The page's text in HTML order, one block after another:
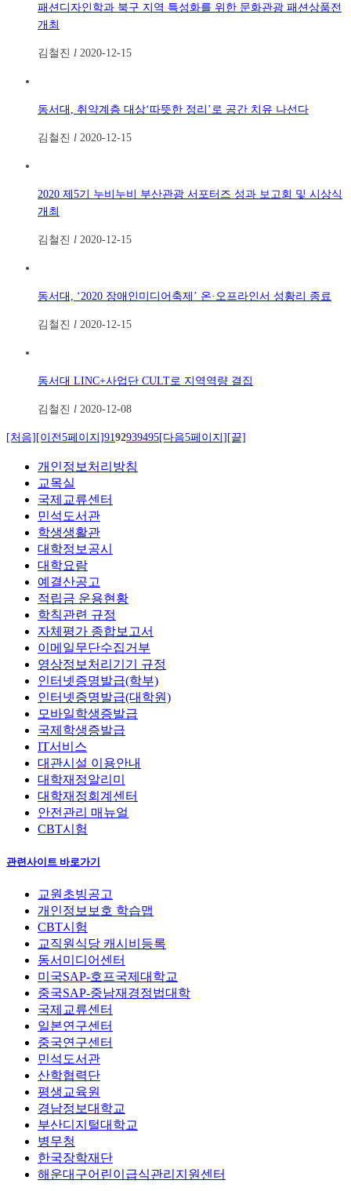
패션디자인학과 북구 지역 특성화를 위한 문화관광 패션상품전
개최
김철진 l 2020-12-15
동서대, 취약계층 대상‘따뜻한 정리’로 공간 치유 나선다
김철진 l 2020-12-15
2020 제5기 누비누비 부산관광 서포터즈 성과 보고회 및 시상식
개최
김철진 l 2020-12-15
동서대, ‘2020 장애인미디어축제’ 온·오프라인서 성황리 종료
김철진 l 2020-12-15
동서대 LINC+사업단 CULT로 지역역량 결집
김철진 l 2020-12-08
[처음][이전5페이지]9192939495[다음5페이지][끝]
개인정보처리방침
교목실
국제교류센터
민석도서관
학생생활관
대학정보공시
대학요람
예결산공고
적립금 운용현황
학칙관련 규정
자체평가 종합보고서
이메일무단수집거부
영상정보처리기기 규정
인터넷증명발급(학부)
인터넷증명발급(대학원)
모바일학생증발급
국제학생증발급
IT서비스
대관시설 이용안내
대학재정알리미
대학재정회계센터
안전관리 매뉴얼
CBT시험
관련사이트 바로가기
교원초빙공고
개인정보보호 학습맵
CBT시험
교직원식당 캐시비등록
동서미디어센터
미국SAP-호프국제대학교
중국SAP-중남재경정법대학
국제교류센터
일본연구센터
중국연구센터
민석도서관
산학협력단
평생교육원
경남정보대학교
부산디지털대학교
병무청
한국장학재단
해운대구어린이급식관리지원센터